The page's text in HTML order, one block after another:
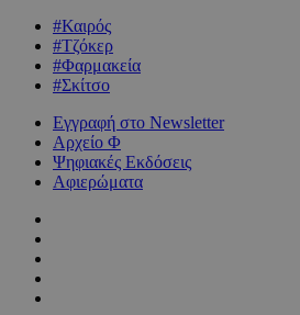
#Καιρός
#Τζόκερ
#Φαρμακεία
#Σκίτσο
Εγγραφή στο Newsletter
Αρχείο Φ
Ψηφιακές Εκδόσεις
Αφιερώματα